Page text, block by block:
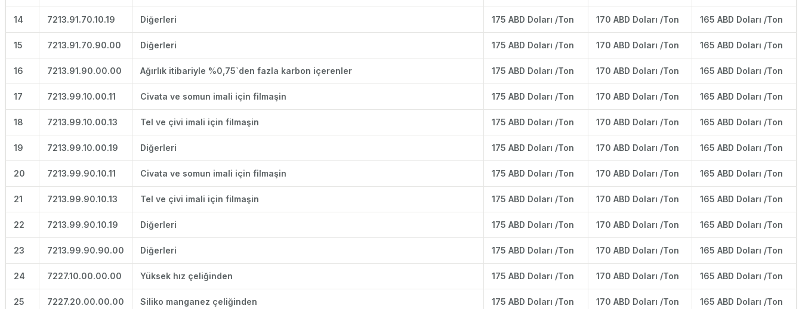
14 7213.91.70.10.19 Diğerleri 175 ABD Doları /Ton 170 ABD Doları /Ton 165 ABD Doları /Ton
15 7213.91.70.90.00 Diğerleri 175 ABD Doları /Ton 170 ABD Doları /Ton 165 ABD Doları /Ton
16 7213.91.90.00.00 Ağırlık itibariyle %0,75`den fazla karbon içerenler 175 ABD Doları /Ton 170 ABD Doları /Ton 165 ABD Doları /Ton
17 7213.99.10.00.11 Civata ve somun imali için filmaşin 175 ABD Doları /Ton 170 ABD Doları /Ton 165 ABD Doları /Ton
18 7213.99.10.00.13 Tel ve çivi imali için filmaşin 175 ABD Doları /Ton 170 ABD Doları /Ton 165 ABD Doları /Ton
19 7213.99.10.00.19 Diğerleri 175 ABD Doları /Ton 170 ABD Doları /Ton 165 ABD Doları /Ton
20 7213.99.90.10.11 Civata ve somun imali için filmaşin 175 ABD Doları /Ton 170 ABD Doları /Ton 165 ABD Doları /Ton
21 7213.99.90.10.13 Tel ve çivi imali için filmaşin 175 ABD Doları /Ton 170 ABD Doları /Ton 165 ABD Doları /Ton
22 7213.99.90.10.19 Diğerleri 175 ABD Doları /Ton 170 ABD Doları /Ton 165 ABD Doları /Ton
23 7213.99.90.90.00 Diğerleri 175 ABD Doları /Ton 170 ABD Doları /Ton 165 ABD Doları /Ton
24 7227.10.00.00.00 Yüksek hız çeliğinden 175 ABD Doları /Ton 170 ABD Doları /Ton 165 ABD Doları /Ton
25 7227.20.00.00.00 Siliko manganez çeliğinden 175 ABD Doları /Ton 170 ABD Doları /Ton 165 ABD Doları /Ton